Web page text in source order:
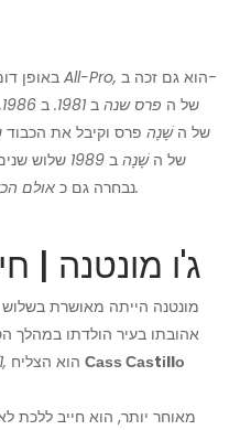
באופן בחירות All-Pro,
הוא גם זכה ב-
של ה פרס שנה ב 1981. ב 1986,
של השָׁנָה פרס וקיבל את
של השָׁנָה ב 1989 שלוש
נבחרה גם כ אולם 2000.
ג'ו מונטנה |
מונטנה הייתה מאושרת
אהובתו בעיר הולדתו במהלך
Саѕѕ Саѕtіllо
מאוחר יותר, הוא חייב ללכת